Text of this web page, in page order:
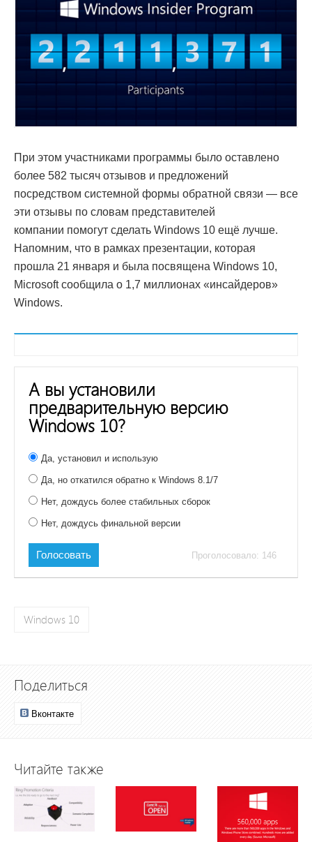
При этом участниками программы было оставлено
более 582 тысяч отзывов и предложений
посредством системной формы обратной связи — все
эти отзывы по словам представителей
компании помогут сделать Windows 10 ещё лучше.
Напомним, что в рамках презентации, которая
прошла 21 января и была посвящена Windows 10,
Microsoft сообщила о 1,7 миллионах «инсайдеров»
Windows.
А вы установили
предварительную версию
Windows 10?
Да, установил и использую
Да, но откатился обратно к Windows 8.1/7
Нет, дождусь более стабильных сборок
Нет, дождусь финальной версии
Голосовать Проголосовало: 146
Windows 10
Поделиться
Вконтакте
Читайте также